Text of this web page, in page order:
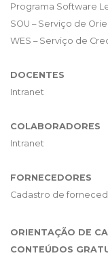
Programa Software
SOU – Serviço de
WES – Serviço de
DOCENTES
Intranet
COLABORADORES
Intranet
FORNECEDORES
Cadastro de
ORIENTAÇÃO DE
CONTEÚDOS